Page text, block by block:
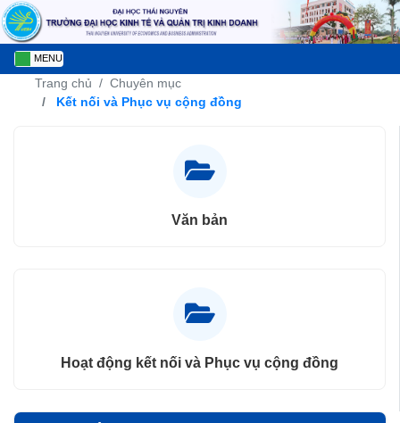
MENU
Trang chủ
Chuyên mục
Kết nối và Phục vụ cộng đồng
Văn bản
Hoạt động kết nối và Phục vụ cộng đồng